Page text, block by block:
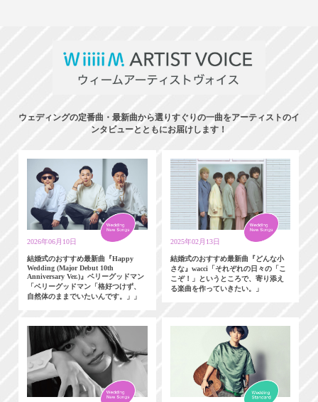
ウェディングの定番曲・最新曲から選りすぐりの一曲をアーティストのイ
ンタビューとともにお届けします！
2026年06月10日
結婚式のおすすめ最新曲『Happy
Wedding (Major Debut 10th
Anniversary Ver.)』ベリーグッドマン
「ベリーグッドマン「格好つけず、
自然体のままでいたいんです。」」
2025年02月13日
結婚式のおすすめ最新曲『どんな小
さな』wacci「それぞれの日々の「こ
こぞ！」というところで、寄り添え
る楽曲を作っていきたい。」